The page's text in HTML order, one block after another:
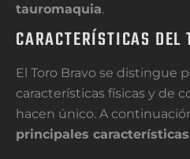
tauromaquia.
CARACTERÍSTICAS DEL
El Toro Bravo se distingue
características físicas y de
hacen único. A
principales